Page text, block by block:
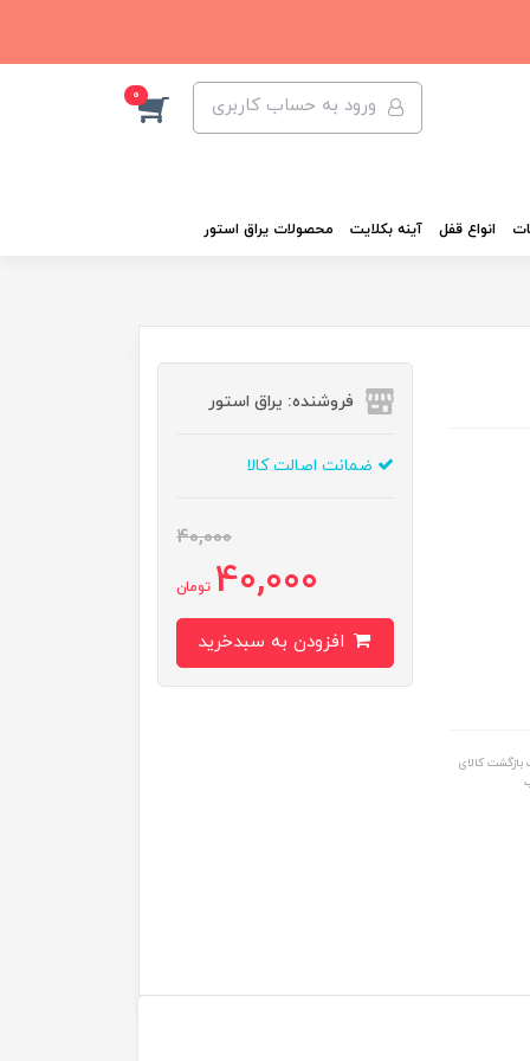
ورود به حساب کاربری 0
انواع قفل آینه بکلایت محصولات یراق استور
کالای
فروشنده: یراق استور
ضمانت اصالت کالا
40,000
40,000 تومان